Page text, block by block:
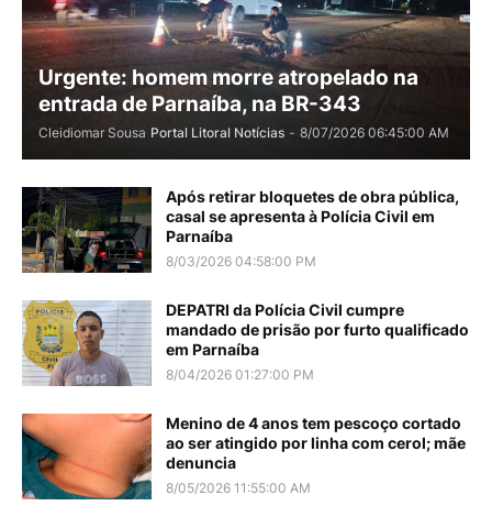
Urgente: homem morre atropelado na
entrada de Parnaíba, na BR-343
Cleidiomar Sousa Portal Litoral Notícias - 8/07/2026 06:45:00 AM
Após retirar bloquetes de obra pública,
casal se apresenta à Polícia Civil em
Parnaíba
8/03/2026 04:58:00 PM
DEPATRI da Polícia Civil cumpre
mandado de prisão por furto qualificado
em Parnaíba
8/04/2026 01:27:00 PM
Menino de 4 anos tem pescoço cortado
ao ser atingido por linha com cerol; mãe
denuncia
8/05/2026 11:55:00 AM